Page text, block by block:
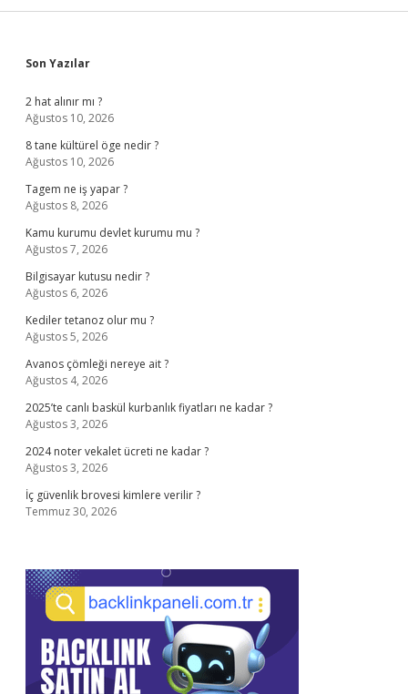
Sidebar
Son Yazılar
2 hat alınır mı ?
Ağustos 10, 2026
8 tane kültürel öge nedir ?
Ağustos 10, 2026
Tagem ne iş yapar ?
Ağustos 8, 2026
Kamu kurumu devlet kurumu mu ?
Ağustos 7, 2026
Bilgisayar kutusu nedir ?
Ağustos 6, 2026
Kediler tetanoz olur mu ?
Ağustos 5, 2026
Avanos çömleği nereye ait ?
Ağustos 4, 2026
2025’te canlı baskül kurbanlık fiyatları ne kadar ?
Ağustos 3, 2026
2024 noter vekalet ücreti ne kadar ?
Ağustos 3, 2026
İç güvenlik brovesi kimlere verilir ?
Temmuz 30, 2026